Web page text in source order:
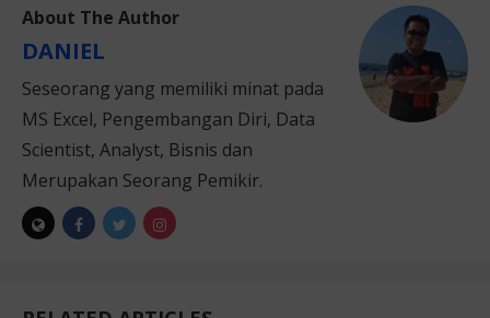
About The Author
DANIEL
Seseorang yang memiliki minat pada
MS Excel, Pengembangan Diri, Data
Scientist, Analyst, Bisnis dan
Merupakan Seorang Pemikir.